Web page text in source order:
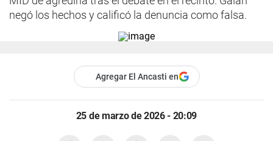
negó los hechos y calificó la denuncia como falsa.
Agregar El Ancasti en
25 de marzo de 2026 - 20:09